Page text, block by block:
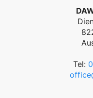
Tel: